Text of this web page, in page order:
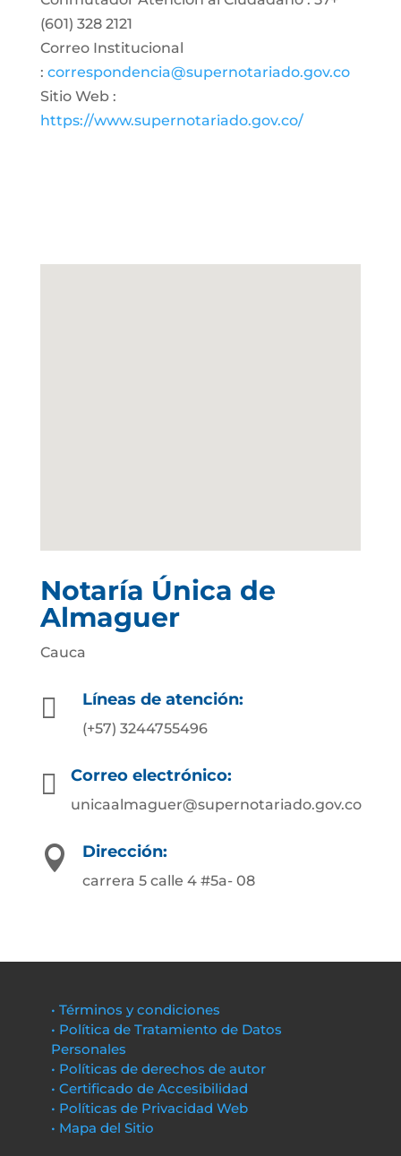
(601) 328 2121
Correo Institucional
: correspondencia@supernotariado.gov.co
Sitio Web :
https://www.supernotariado.gov.co/
Notaría Única de
Almaguer
Cauca
 Líneas de atención:
(+57) 3244755496
 Correo electrónico:
unicaalmaguer@supernotariado.gov.co
 Dirección:
carrera 5 calle 4 #5a- 08
• Términos y condiciones
• Política de Tratamiento de Datos
Personales
• Políticas de derechos de autor
• Certificado de Accesibilidad
• Políticas de Privacidad Web
• Mapa del Sitio